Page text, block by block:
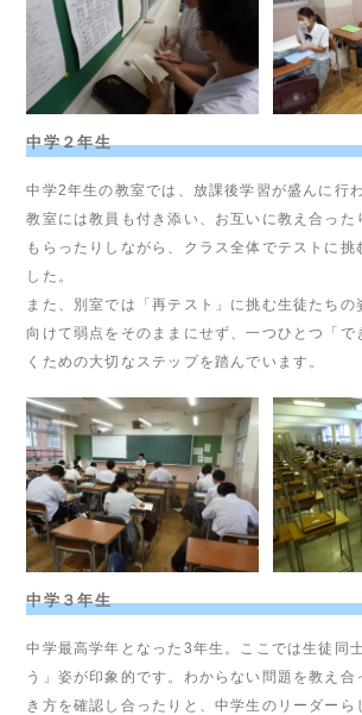
中学２年生
中学2年生の教室では、放課後学習が盛んに行
教室には教員も付き添い、お互いに教え合った
もらったりしながら、クラス全体でテストに挑
した。
また、別室では「再テスト」に挑む生徒たちの
向けて弱点をそのままにせず、一つひとつ「で
くための大切なステップを踏んでいます。
中学３年生
中学最高学年となった3年生。ここでは生徒同
う」姿が印象的です。わからない問題を教え合
き方を確認し合ったりと、中学生のリーダーら